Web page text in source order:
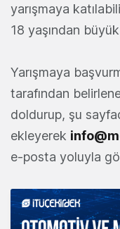
yarışmaya
18 yaşından
Yarışmaya
tarafından
doldurup, şu
ekleyerek
e-posta yoluyla